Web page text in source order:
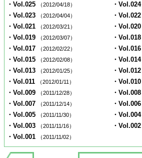
・Vol.025 （2012/04/18） ・Vol.024
・Vol.023 （2012/04/04） ・Vol.022
・Vol.021 （2012/03/21） ・Vol.020
・Vol.019 （2012/03/07） ・Vol.018
・Vol.017 （2012/02/22） ・Vol.016
・Vol.015 （2012/02/08） ・Vol.014
・Vol.013 （2012/01/25） ・Vol.012
・Vol.011 （2012/01/11） ・Vol.010
・Vol.009 （2011/12/28） ・Vol.008
・Vol.007 （2011/12/14） ・Vol.006
・Vol.005 （2011/11/30） ・Vol.004
・Vol.003 （2011/11/16） ・Vol.002
・Vol.001 （2011/11/02）